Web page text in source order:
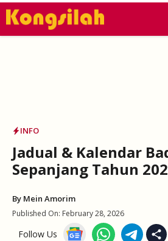
Skip
INFO
Jadual & Kalendar
Sepanjang Tahun
By Mein Amorim
Published On: February 28, 2026
Follow Us